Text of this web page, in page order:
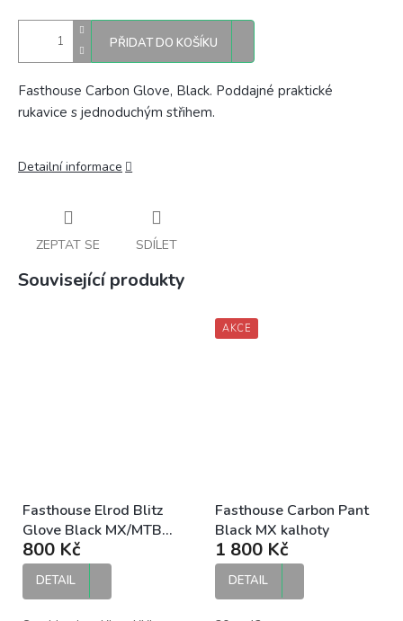
PŘIDAT DO KOŠÍKU
Fasthouse Carbon Glove, Black. Poddajné praktické
rukavice s jednoduchým střihem.
Detailní informace
ZEPTAT SE SDÍLET
Související produkty
Fasthouse Elrod Blitz
Glove Black MX/MTB
rukavice
800 Kč
DETAIL
AKCE
Fasthouse Carbon Pant
Black MX kalhoty
1 800 Kč
DETAIL